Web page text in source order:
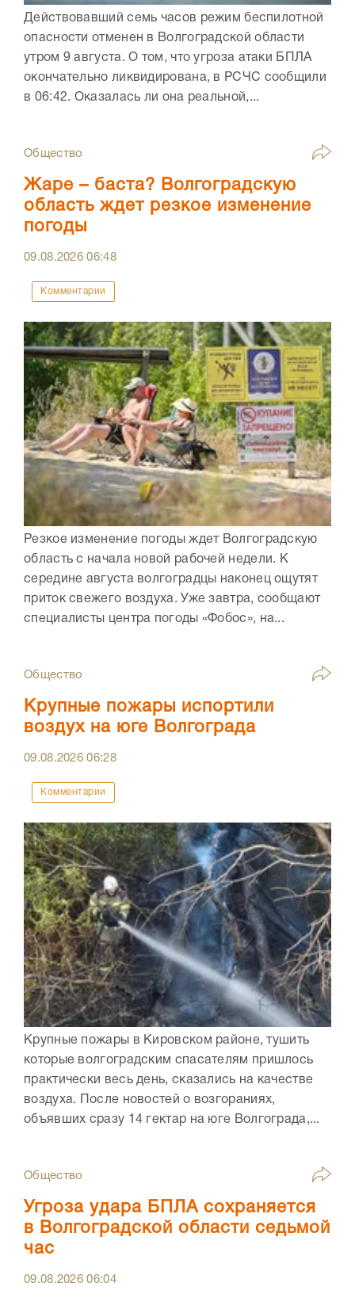
Действовавший семь часов режим беспилотной
опасности отменен в Волгоградской области
утром 9 августа. О том, что угроза атаки БПЛА
окончательно ликвидирована, в РСЧС сообщили
в 06:42. Оказалась ли она реальной,...
Общество
Жаре – баста? Волгоградскую
область ждет резкое изменение
погоды
09.08.202606:48
Комментарии
Резкое изменение погоды ждет Волгоградскую
область с начала новой рабочей недели. К
середине августа волгоградцы наконец ощутят
приток свежего воздуха. Уже завтра, сообщают
специалисты центра погоды «Фобос», на...
Общество
Крупные пожары испортили
воздух на юге Волгограда
09.08.202606:28
Комментарии
Крупные пожары в Кировском районе, тушить
которые волгоградским спасателям пришлось
практически весь день, сказались на качестве
воздуха. После новостей о возгораниях,
объявших сразу 14 гектар на юге Волгограда,...
Общество
Угроза удара БПЛА сохраняется
в Волгоградской области седьмой
час
09.08.202606:04